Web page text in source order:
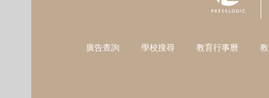
廣告查詢 學校搜尋 教育行事曆